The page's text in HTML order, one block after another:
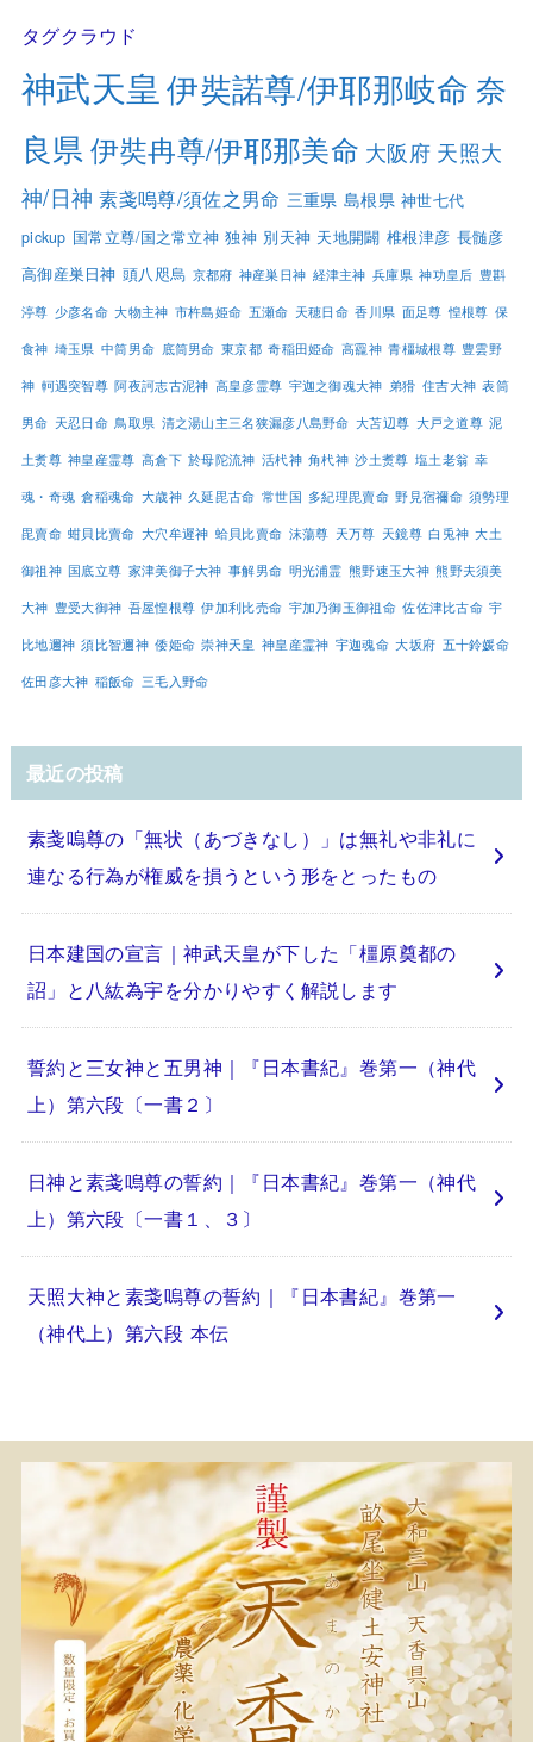
タグクラウド
神武天皇 伊奘諾尊/伊耶那岐命 奈
良県 伊奘冉尊/伊耶那美命 大阪府 天照大
神/日神 素戔嗚尊/須佐之男命 三重県 島根県 神世七代
pickup 国常立尊/国之常立神 独神 別天神 天地開闢 椎根津彦 長髄彦
高御産巣日神 頭八咫烏 京都府 神産巣日神 経津主神 兵庫県 神功皇后 豊斟
渟尊 少彦名命 大物主神 市杵島姫命 五瀬命 天穂日命 香川県 面足尊 惶根尊 保
食神 埼玉県 中筒男命 底筒男命 東京都 奇稲田姫命 高龗神 青橿城根尊 豊雲野
神 軻遇突智尊 阿夜訶志古泥神 高皇彦霊尊 宇迦之御魂大神 弟猾 住吉大神 表筒
男命 天忍日命 鳥取県 清之湯山主三名狭漏彦八島野命 大苫辺尊 大戸之道尊 泥
土煑尊 神皇産霊尊 高倉下 於母陀流神 活杙神 角杙神 沙土煑尊 塩土老翁 幸
魂・奇魂 倉稲魂命 大歳神 久延毘古命 常世国 多紀理毘賣命 野見宿禰命 須勢理
毘賣命 蚶貝比賣命 大穴牟遲神 蛤貝比賣命 沫蕩尊 天万尊 天鏡尊 白兎神 大土
御祖神 国底立尊 家津美御子大神 事解男命 明光浦霊 熊野速玉大神 熊野夫須美
大神 豊受大御神 吾屋惶根尊 伊加利比売命 宇加乃御玉御祖命 佐佐津比古命 宇
比地邇神 須比智邇神 倭姫命 崇神天皇 神皇産霊神 宇迦魂命 大坂府 五十鈴媛命
佐田彦大神 稲飯命 三毛入野命
最近の投稿
素戔嗚尊の「無状（あづきなし）」は無礼や非礼に
連なる行為が権威を損うという形をとったもの
日本建国の宣言｜神武天皇が下した「橿原奠都の
詔」と八紘為宇を分かりやすく解説します
誓約と三女神と五男神｜『日本書紀』巻第一（神代
上）第六段〔一書２〕
日神と素戔嗚尊の誓約｜『日本書紀』巻第一（神代
上）第六段〔一書１、３〕
天照大神と素戔嗚尊の誓約｜『日本書紀』巻第一
（神代上）第六段 本伝